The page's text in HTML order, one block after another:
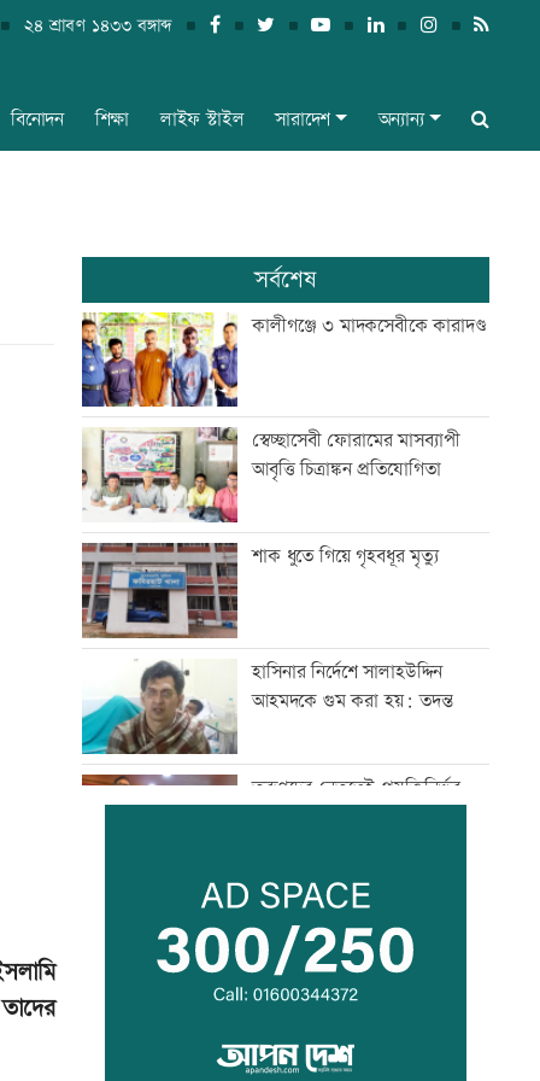
২৪ শ্রাবণ ১৪৩৩ বঙ্গাব্দ
বিনোদন শিক্ষা লাইফ স্টাইল সারাদেশ অন্যান্য
সর্বশেষ
কালীগঞ্জে ৩ মাদকসেবীকে কারাদণ্ড
স্বেচ্ছাসেবী ফোরামের মাসব্যাপী
আবৃত্তি চিত্রাঙ্কন প্রতিযোগিতা
শাক ধুতে গিয়ে গৃহবধূর মৃত্যু
হাসিনার নির্দেশে সালাহউদ্দিন
আহমদকে গুম করা হয়: তদন্ত
তরুণদের নেতৃত্বেই প্রযুক্তিনির্ভর
লক্ষ্মীপুর জেলা প্রশাসনের ১৪
কর্মকর্তা-কর্মচারীর বিদায়ী সংবর্ধনা
ইরান